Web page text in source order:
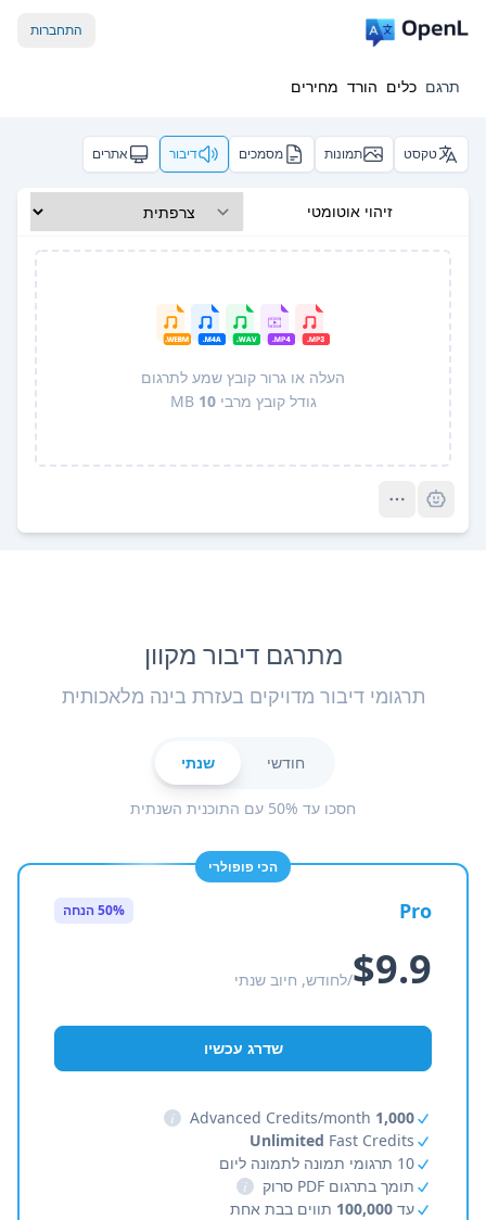
התחברות
תרגם כלים הורד מחירים
טקסט תמונות מסמכים דיבור אתרים
זיהוי אוטומטי
העלה או גרור קובץ שמע לתרגום
גודל קובץ מרבי10
MB
מתרגם דיבור מקוון
תרגומי דיבור מדויקים בעזרת בינה מלאכותית
חודשי שנתי
חסכו עד 50% עם התוכנית השנתית
הכי פופולרי
Pro 50% הנחה
$9.9/לחודש, חיוב שנתי
שדרג עכשיו
1,000
i
Unlimited Fast Credits
10 תרגומי תמונה לתמונה ליום
תומך בתרגום PDF סרוק
i
עד 100,000 תווים בבת אחת